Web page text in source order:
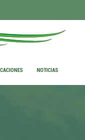
NOTICIAS